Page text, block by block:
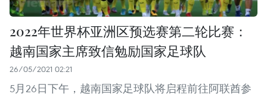
2022年世界杯亚洲区预选赛第二轮比赛：
越南国家主席致信勉励国家足球队
26/05/2021 02:21
5月26日下午，越南国家足球队将启程前往阿联酋参